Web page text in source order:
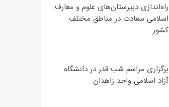
‌راه‌اندازی دبیرستان‌های علوم و معارف
اسلامی سعادت در مناطق مختلف
کشور
برگزاری مراسم شب قدر در دانشگاه
آزاد اسلامی واحد زاهدان